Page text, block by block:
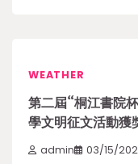
WEATHER
第二屆“桐江書院
學文明征文活動獲
admin 03/15/